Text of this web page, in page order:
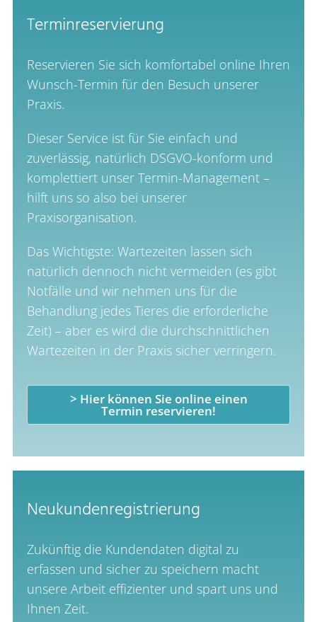
Terminreservierung
Reservieren Sie sich komfortabel online Ihren
Wunsch-Termin für den Besuch unserer
Praxis.
Dieser Service ist für Sie einfach und
zuverlässig, natürlich DSGVO-konform und
komplettiert unser Termin-Management –
hilft uns so also bei unserer
Praxisorganisation.
Das Wichtigste: Wartezeiten lassen sich
natürlich dennoch nicht vermeiden (es gibt
Notfälle und wir nehmen uns für die
Behandlung jedes Tieres die erforderliche
Zeit) – aber es wird die durch­schnittlichen
Wartezeiten in der Praxis sicher verringern.
> Hier können Sie online einen
Termin reservieren!
Neukundenregistrierung
Zukünftig die Kundendaten digital zu
erfassen und sicher zu speichern macht
unsere Arbeit effizienter und spart uns und
Ihnen Zeit.